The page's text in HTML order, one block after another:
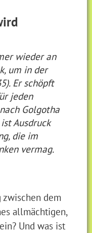
wieder an
um in der
Er schöpft
jeden
Golgotha
Ausdruck
die im
vermag.
dem
allmächtigen,
Und was ist